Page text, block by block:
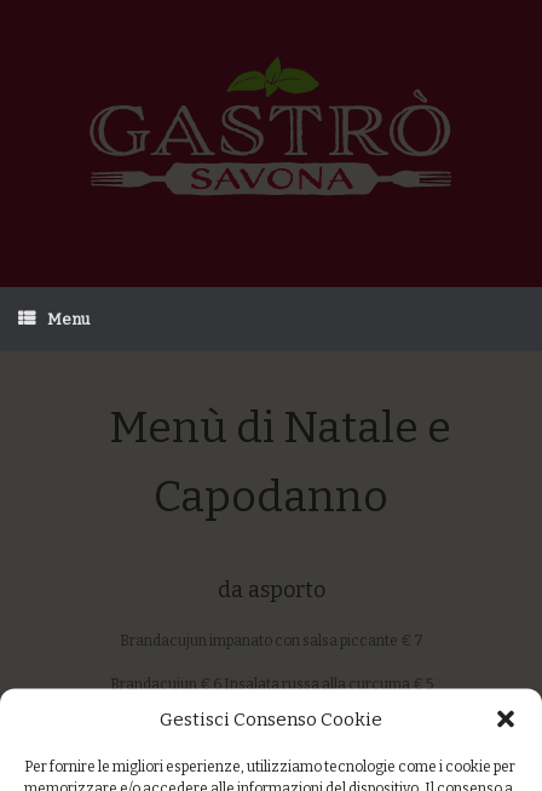
Gestisci Consenso Cookie
Per fornire le migliori esperienze, utilizziamo tecnologie come i cookie per
Menu
Menù di Natale e
Capodanno
da asporto
Brandacujun impanato con salsa piccante € 7
Brandacujun € 6 Insalata russa alla curcuma € 5
Insalata di mare con gamberi totani pescato polpo cozze € 14
Involtini di verza con riso, cicerchie e crema natalizia € 6